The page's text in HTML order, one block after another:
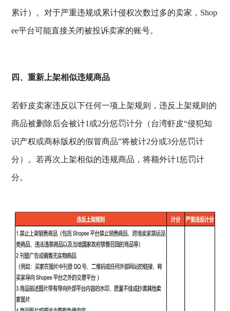
累计）。对于严重违规或累计侵权次数过多的卖家，Shop
ee平台可能直接关闭被投诉卖家的账号。
四、重新上架相似违规商品
若虾皮卖家违反以下任何一项上架规则，违反上架规则的
商品被删除后会被计1或2分惩罚计分（台湾虾皮“侵犯知
识产权或商标版权的假冒商品”将被计2分或3分惩罚计
分）。若再次上架相似的违规商品，将额外计1惩罚计
分。